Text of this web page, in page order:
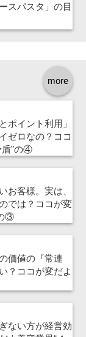
スパスタ」の目
more
ポイント利用」
ゼロなの？ココ
盾”の④
お客様。実は、
では？ココが変
③
価値の『常連
？ココが変だよ
ない方が経営効